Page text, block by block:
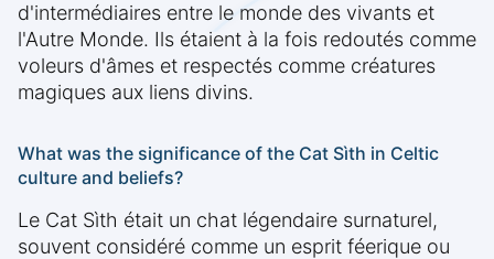
d'intermédiaires entre le monde des vivants et
l'Autre Monde. Ils étaient à la fois redoutés comme
voleurs d'âmes et respectés comme créatures
magiques aux liens divins.
What was the significance of the Cat Sìth in Celtic
culture and beliefs?
Le Cat Sìth était un chat légendaire surnaturel,
souvent considéré comme un esprit féerique ou